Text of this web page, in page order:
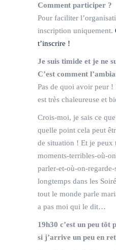
Comment participer ?
Pour faciliter
inscription uniquement.
t’inscrire !
Je suis timide et je ne
C’est comment
Pas de quoi avoir peur !
est très chaleureuse et
Crois-moi, je sais ce
quelle point cela peut
de situation ! Et je peux
moments-terribles-où-
parler-et-où-on-
longtemps dans les
tout le monde parle
a pas moi qui le dit…
19h30 c’est un peu tôt
si j’arrive un peu en